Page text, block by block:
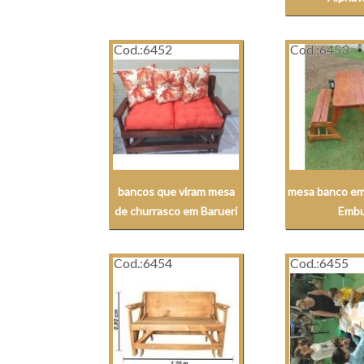
Cod.:6452
bancos que viram mesa
de churrasco em Barueri
Cod.:6453
mesa banco
Cod.:6454 Cod.:6455